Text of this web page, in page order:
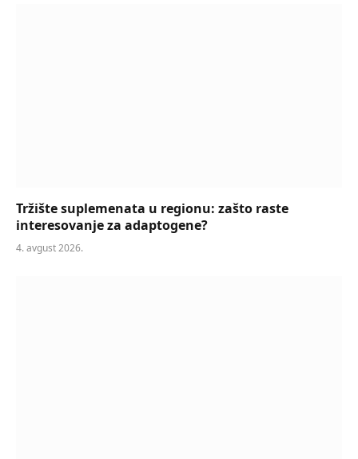
Tržište suplemenata u regionu: zašto raste
interesovanje za adaptogene?
4. avgust 2026.